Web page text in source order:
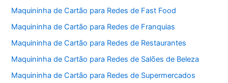
Maquininha de Cartão para Redes de Fast Food
Maquininha de Cartão para Redes de Franquias
Maquininha de Cartão para Redes de Restaurantes
Maquininha de Cartão para Redes de Salões de Beleza
Maquininha de Cartão para Redes de Supermercados